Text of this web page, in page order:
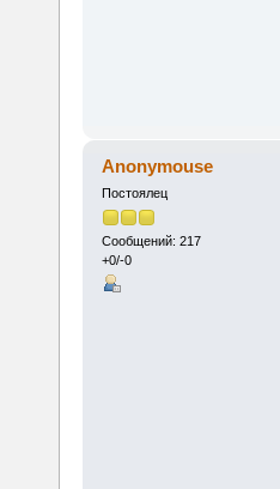
Anonymouse
Постоялец
Сообщений: 217
+0/-0